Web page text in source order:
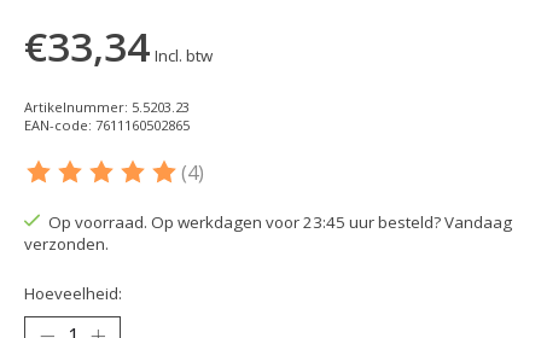
€33,34 Incl. btw
Artikelnummer: 5.5203.23
EAN-code: 7611160502865
De beoordeling van dit product is
(4)
Op voorraad. Op werkdagen voor 23:45 uur besteld? Vandaag
verzonden.
Hoeveelheid: